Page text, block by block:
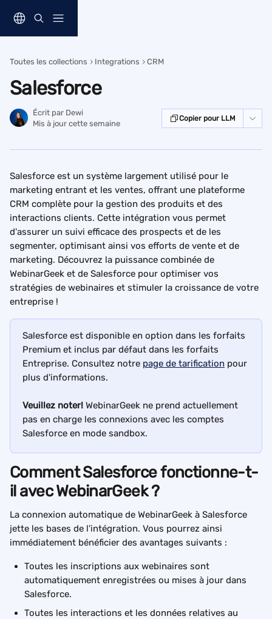
Toutes les collections Integrations CRM
Salesforce
Écrit par Dewi
Mis à jour cette semaine
Copier pour LLM
Salesforce est un système largement utilisé pour le
marketing entrant et les ventes, offrant une plateforme
CRM complète pour la gestion des produits et des
interactions clients. Cette intégration vous permet
d'assurer un suivi efficace des prospects et de les
segmenter, optimisant ainsi vos efforts de vente et de
marketing. Découvrez la puissance combinée de
WebinarGeek et de Salesforce pour optimiser vos
stratégies de webinaires et stimuler la croissance de votre
entreprise !
Salesforce est disponible en option dans les forfaits
Premium et inclus par défaut dans les forfaits
Entreprise. Consultez notre page de tarification pour
plus d'informations.
Veuillez noter! WebinarGeek ne prend actuellement
pas en charge les connexions avec les comptes
Salesforce en mode sandbox.
Comment Salesforce fonctionne-t-
il avec WebinarGeek ?
La connexion automatique de WebinarGeek à Salesforce
jette les bases de l'intégration. Vous pourrez ainsi
immédiatement bénéficier des avantages suivants :
Toutes les inscriptions aux webinaires sont
automatiquement enregistrées ou mises à jour dans
Salesforce.
Toutes les interactions et les données relatives au